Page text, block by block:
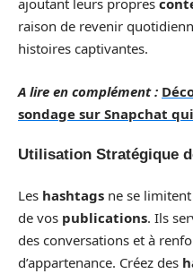
ajoutant leurs propres
raison de revenir
histoires captivantes.
A lire en complément :
sondage sur Snapchat
Utilisation Stratégique
Les hashtags ne se
de vos publications. Ils
des conversations et à
d’appartenance. Créez des